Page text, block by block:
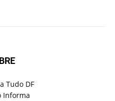
Tudo DF
Informa